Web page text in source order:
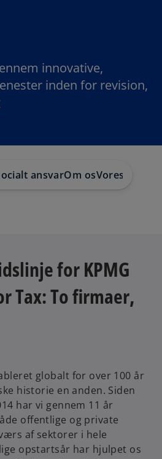
innovative,
inden for revision,
ansvarOm osVores
for KPMG
Tax: To firmaer,
globalt for over 100 år
historie en anden. Siden
har vi gennem 11 år
offentlige og private
af sektorer i hele
opstartsår har hjulpet os